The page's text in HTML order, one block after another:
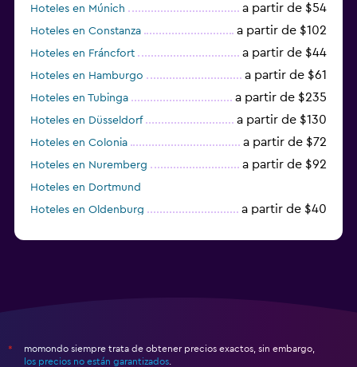
Hoteles en Múnich a partir de $54
Hoteles en Constanza a partir de $102
Hoteles en Fráncfort a partir de $44
Hoteles en Hamburgo a partir de $61
Hoteles en Tubinga a partir de $235
Hoteles en Düsseldorf a partir de $130
Hoteles en Colonia a partir de $72
Hoteles en Nuremberg a partir de $92
Hoteles en Dortmund
Hoteles en Oldenburg
a partir de $40
*
momondo siempre trata de obtener precios exactos, sin embargo,
los precios no están garantizados